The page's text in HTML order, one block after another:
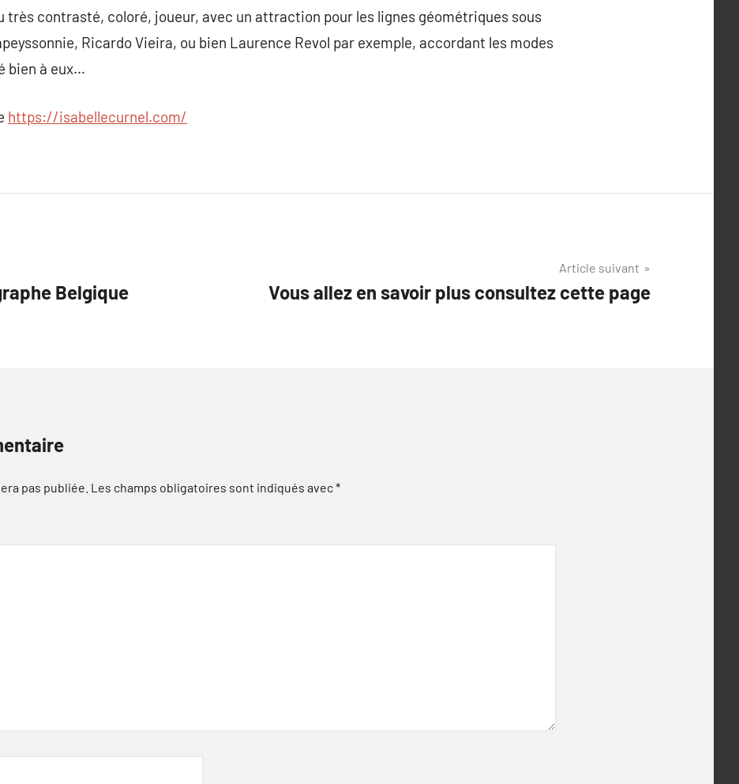
très contrasté, coloré, joueur, avec un attraction pour les lignes géométriques sous
Ricardo Vieira, ou bien Laurence Revol par exemple, accordant les modes
bien à eux…
https://isabellecurnel.com/
Belgique
Article suivant
Vous allez en savoir plus consultez cette page
pas publiée. Les champs obligatoires sont indiqués avec*